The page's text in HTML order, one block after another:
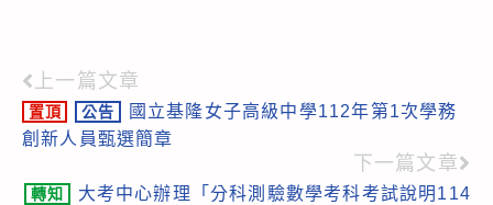
Read
more
上一篇文章
置頂 公告
國立基隆女子高級中學112年第1次學務
創新人員甄選簡章
下一篇文章
轉知
大考中心辦理「分科測驗數學考科考試說明114